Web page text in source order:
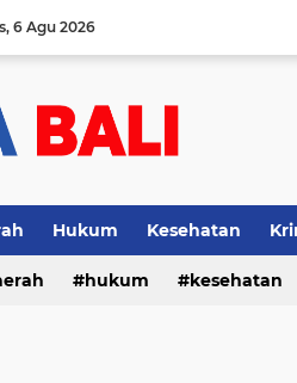
6 Agu 2026
Hukum Kesehatan
hukum kesehatan